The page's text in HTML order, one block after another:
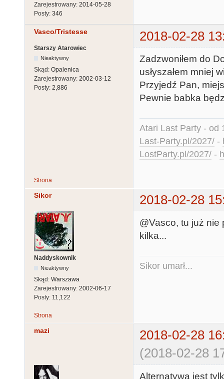
Zarejestrowany: 2014-05-28
Posty: 346
Vasco/Tristesse 2018-02-28
Starszy Atarowiec
Nieaktywny
Skąd: Opalenica
Zarejestrowany: 2002-03-12
Posty: 2,886
Zadzwoniłem do
usłyszałem mniej
Przyjedź Pan,
Pewnie babka
Atari Last Party - od
Last-Party.pl/2027/ -
LostParty.pl/2027/ -
Strona
Sikor 2018-02-28
Naddyskownik
Nieaktywny
Skąd: Warszawa
Zarejestrowany: 2002-06-17
Posty: 11,122
@Vasco, tu już nie
kilka...
Sikor umarł...
Strona
mazi
2018-02-28
(2018-02-28
Alternatywa jest